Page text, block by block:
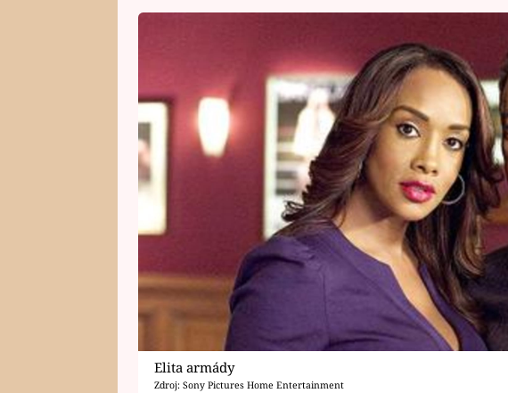
Elita armády
Zdroj: Sony Pictures Home Entertainment